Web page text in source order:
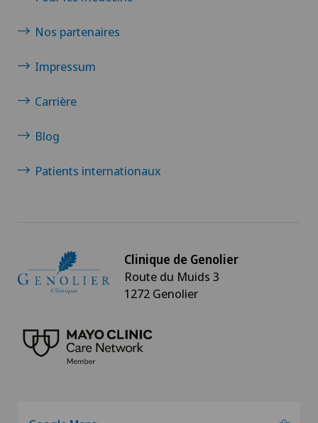
Nos partenaires
Impressum
Carrière
Blog
Patients internationaux
Clinique de Genolier
Route du Muids 3
1272 Genolier